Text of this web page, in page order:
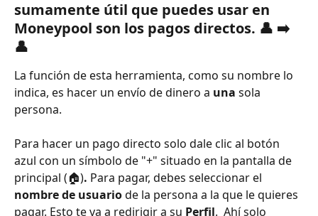
sumamente útil que puedes usar en
Moneypool son los pagos directos. 👤 ➡️
👤
La función de esta herramienta, como su nombre lo
indica, es hacer un envío de dinero a una sola
persona.
Para hacer un pago directo solo dale clic al botón
azul con un símbolo de "+" situado en la pantalla de
principal (🏠). Para pagar, debes seleccionar el
nombre de usuario de la persona a la que le quieres
pagar. Esto te va a redirigir a su Perfil.  Ahí solo